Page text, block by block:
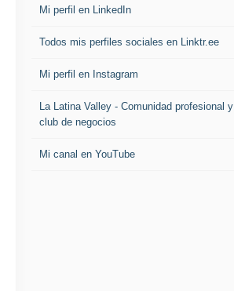
Mi perfil en LinkedIn
Todos mis perfiles sociales en Linktr.ee
Mi perfil en Instagram
La Latina Valley - Comunidad profesional y
club de negocios
Mi canal en YouTube